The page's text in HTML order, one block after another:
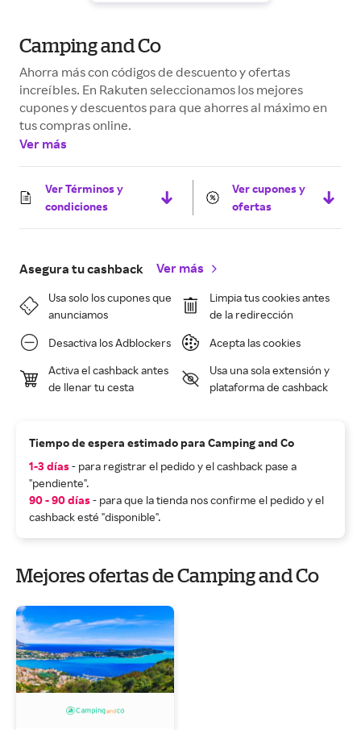
Camping and Co
Ahorra más con códigos de descuento y ofertas
increíbles. En Rakuten seleccionamos los mejores
cupones y descuentos para que ahorres al máximo en
tus compras online.
Ver más
Ver Términos y
condiciones
Ver cupones y
ofertas
Asegura tu cashback Ver más
Usa solo los cupones que
anunciamos
Limpia tus cookies antes
de la redirección
Desactiva los Adblockers Acepta las cookies
Activa el cashback antes
de llenar tu cesta
Usa una sola extensión y
plataforma de cashback
Tiempo de espera estimado para Camping and Co
1-3 días- para registrar el pedido y el cashback pase a
"pendiente".
90 - 90 días- para que la tienda nos confirme el pedido y el
cashback esté "disponible".
Mejores ofertas de Camping and Co